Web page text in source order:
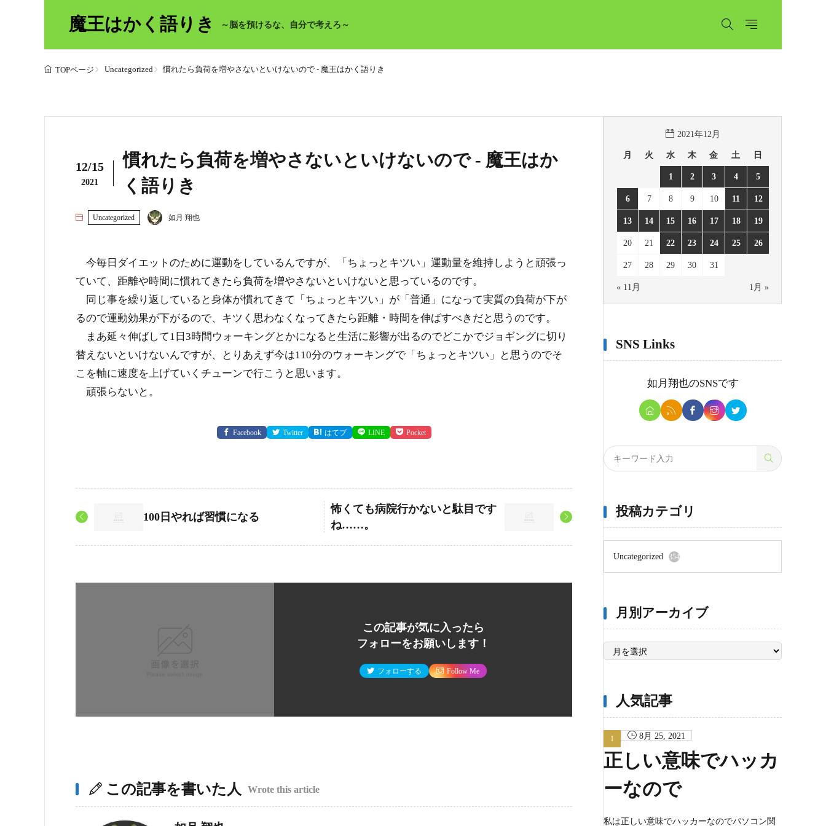
魔王はかく語りき ～脳を預けるな、自分で考えろ～
TOPページ Uncategorized 慣れたら負荷を増やさないといけないので - 魔王はかく語りき
12/15
2021
慣れたら負荷を増やさないといけないので - 魔王はか
く語りき
Uncategorized 如月 翔也
今毎日ダイエットのために運動をしているんですが、「ちょっとキツい」運動量を維持しようと頑張っ
ていて、距離や時間に慣れてきたら負荷を増やさないといけないと思っているのです。
同じ事を繰り返していると身体が慣れてきて「ちょっとキツい」が「普通」になって実質の負荷が下が
るので運動効果が下がるので、キツく思わなくなってきたら距離・時間を伸ばすべきだと思うのです。
まあ延々伸ばして1日3時間ウォーキングとかになると生活に影響が出るのでどこかでジョギングに切り
替えないといけないんですが、とりあえず今は110分のウォーキングで「ちょっとキツい」と思うのでそ
こを軸に速度を上げていくチューンで行こうと思います。
頑張らないと。
Facebook Twitter はてブ LINE Pocket
100日やれば習慣になる
怖くても病院行かないと駄目です
ね……。
この記事が気に入ったら
フォローをお願いします！
フォローする Follow Me
この記事を書いた人 Wrote this article
2021年12月
月 火 水 木 金 土 日
1 2 3 4 5
6 7 8 9 10 11 12
13 14 15 16 17 18 19
20 21 22 23 24 25 26
27 28 29 30 31
« 11月 1月 »
SNS Links
如月翔也のSNSです
投稿カテゴリ
Uncategorized 354
月別アーカイブ
月
ア
ブ
人気記事
8月 25, 2021
正しい意味でハッカ
ーなので
私は正しい意味でハッカーなのでパソコン関